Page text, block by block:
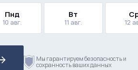
Пнд
10 авг.
Вт
11 авг. 12
Мы гарантируем безопасность и
сохранность ваших данных